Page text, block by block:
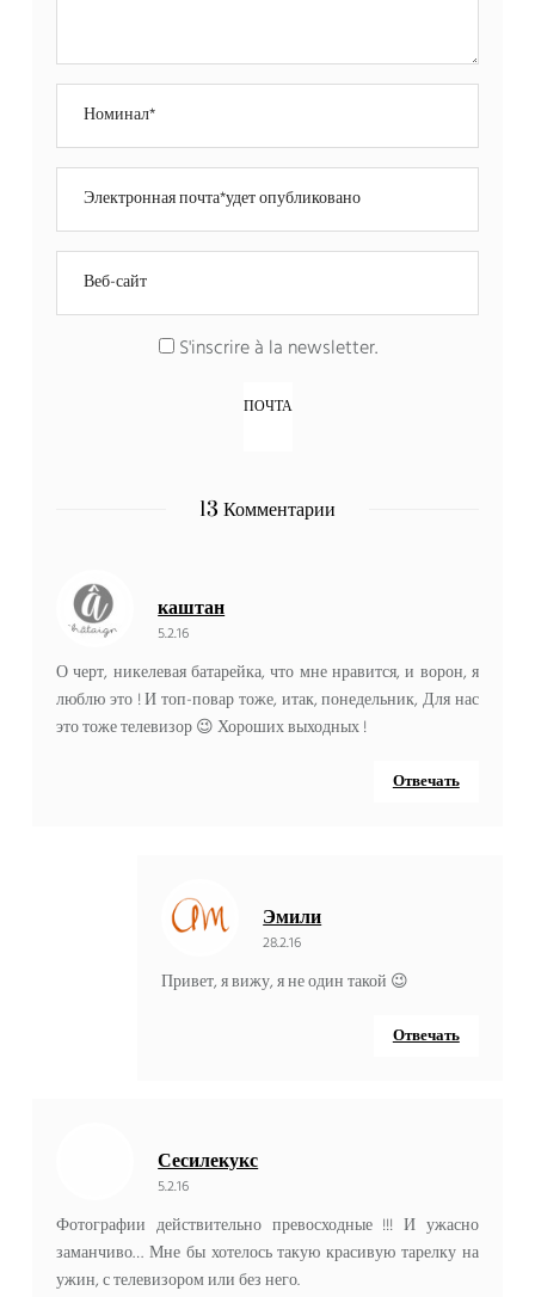
S'inscrire à la newsletter.
13 Комментарии
каштан
5.2.16
О черт, никелевая батарейка, что мне нравится, и ворон, я
люблю это ! И топ-повар тоже, итак, понедельник, Для нас
это тоже телевизор 😉 Хороших выходных !
Отвечать
Эмили
28.2.16
Привет, я вижу, я не один такой 😉
Отвечать
Сесилекукс
5.2.16
Фотографии действительно превосходные !!! И ужасно
заманчиво… Мне бы хотелось такую ​​красивую тарелку на
ужин, с телевизором или без него.